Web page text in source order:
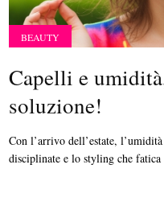
BEAUTY
Capelli e
soluzione!
Con l’arrivo dell’estate,
disciplinate e lo styling che fatica